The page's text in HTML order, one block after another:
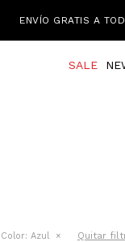
ENVÍO GRATIS A
SALE
Color: Azul Quitar